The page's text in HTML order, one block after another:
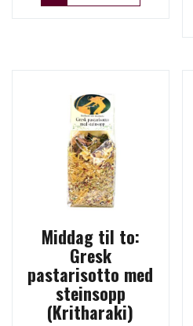
Middag til to:
Gresk
pastarisotto med
steinsopp
(Kritharaki)